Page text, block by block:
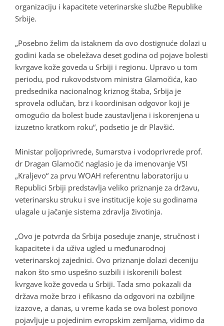
organizaciju i kapacitete veterinarske službe Republike
Srbije.
„Posebno želim da istaknem da ovo dostignuće dolazi u
godini kada se obeležava deset godina od pojave bolesti
kvrgave kože goveda u Srbiji i regionu. Upravo u tom
periodu, pod rukovodstvom ministra Glamočića, kao
predsednika nacionalnog kriznog štaba, Srbija je
sprovela odlučan, brz i koordinisan odgovor koji je
omogućio da bolest bude zaustavljena i iskorenjena u
izuzetno kratkom roku“, podsetio je dr Plavšić.
Ministar poljoprivrede, šumarstva i vodoprivrede prof.
dr Dragan Glamočić naglasio je da imenovanje VSI
„Kraljevo“ za prvu WOAH referentnu laboratoriju u
Republici Srbiji predstavlja veliko priznanje za državu,
veterinarsku struku i sve institucije koje su godinama
ulagale u jačanje sistema zdravlja životinja.
„Ovo je potvrda da Srbija poseduje znanje, stručnost i
kapacitete i da uživa ugled u međunarodnoj
veterinarskoj zajednici. Ovo priznanje dolazi deceniju
nakon što smo uspešno suzbili i iskorenili bolest
kvrgave kože goveda u Srbiji. Tada smo pokazali da
država može brzo i efikasno da odgovori na ozbiljne
izazove, a danas, u vreme kada se ova bolest ponovo
pojavljuje u pojedinim evropskim zemljama, vidimo da